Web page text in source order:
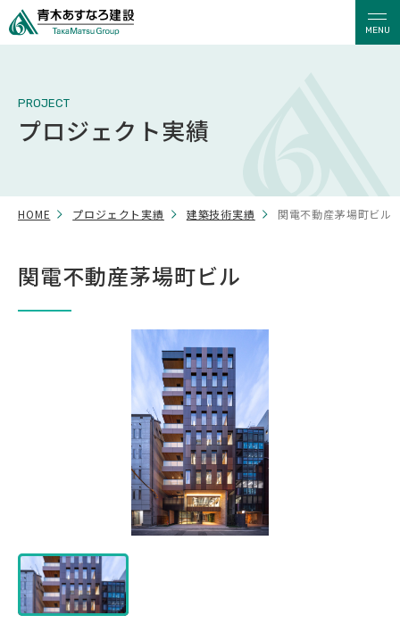
MENU
PROJECT
プロジェクト実績
HOME プロジェクト実績 建築技術実績 関電不動産茅場町ビル
関電不動産茅場町ビル